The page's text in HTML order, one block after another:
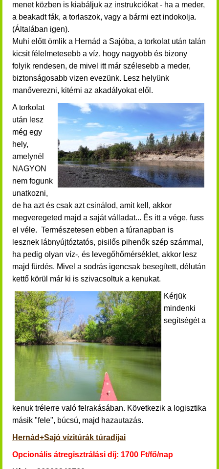
menet közben is kiabáljuk az instrukciókat - ha a meder,
a beakadt fák, a torlaszok, vagy a bármi ezt indokolja.
(Általában igen).
Muhi előtt ömlik a Hernád a Sajóba, a torkolat után talán
kicsit félelmetesebb a víz, hogy nagyobb és bizony
folyik rendesen, de mivel itt már szélesebb a meder,
biztonságosabb vizen evezünk. Lesz helyünk
manőverezni, kitérni az akadályokat elől.
A torkolat
után lesz
még egy
hely,
amelynél
NAGYON
nem fogunk
unatkozni,
de ha azt és csak azt csinálod, amit kell, akkor
megveregeted majd a saját válladat... És itt a vége, fuss
el véle. Természetesen ebben a túranapban is
lesznek lábnyújtóztatós, pisilős pihenők szép számmal,
ha pedig olyan víz-, és levegőhőmérséklet, akkor lesz
majd fürdés. Mivel a sodrás igencsak besegített, délután
kettő körül már ki is szivacsoltuk a kenukat.
Kérjük
mindenki
segítségét a
kenuk trélerre való felrakásában. Következik a logisztika
másik "fele", búcsú, majd hazautazás.
Hernád+Sajó vízitúrák túradíjai
Opcionális átregisztrálási díj: 1700 Ft/fő/nap